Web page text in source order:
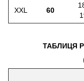
XXL 60
ТАБЛИЦЯ